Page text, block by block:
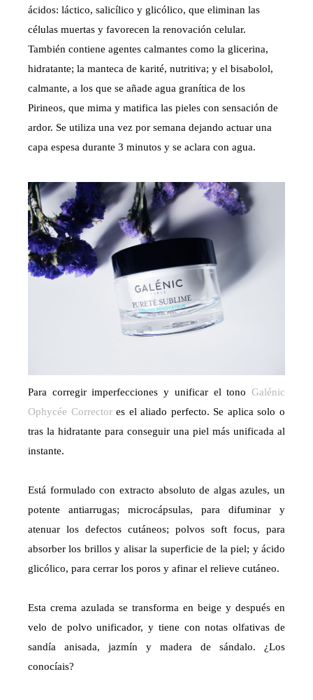
ácidos: láctico, salicílico y glicólico, que eliminan las
células muertas y favorecen la renovación celular.
También contiene agentes calmantes como la glicerina,
hidratante; la manteca de karité, nutritiva; y el bisabolol,
calmante, a los que se añade agua granítica de los
Pirineos, que mima y matifica las pieles con sensación de
ardor. Se utiliza una vez por semana dejando actuar una
capa espesa durante 3 minutos y se aclara con agua.
Para corregir imperfecciones y unificar el tono Galénic
Ophycée Correctores el aliado perfecto. Se aplica solo o
tras la hidratante para conseguir una piel más unificada al
instante.
Está formulado con extracto absoluto de algas azules, un
potente antiarrugas; microcápsulas, para difuminar y
atenuar los defectos cutáneos; polvos soft focus, para
absorber los brillos y alisar la superficie de la piel; y ácido
glicólico, para cerrar los poros y afinar el relieve cutáneo.
Esta crema azulada se transforma en beige y después en
velo de polvo unificador, y tiene con notas olfativas de
sandía anisada, jazmín y madera de sándalo. ¿Los
conocíais?